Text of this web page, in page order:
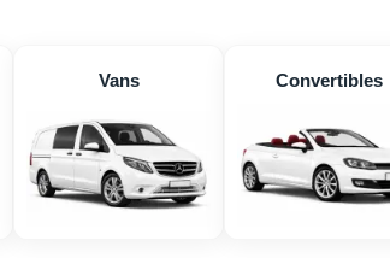
Vans Convertibles